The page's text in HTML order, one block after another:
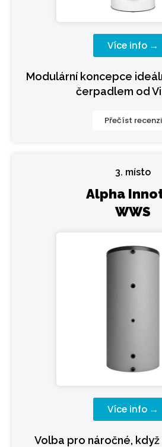
Více info →
Modulární koncepce
čerpadlem od
Přečíst recenzi
3. místo
Alpha
WWS
Více info →
Volba pro náročné,